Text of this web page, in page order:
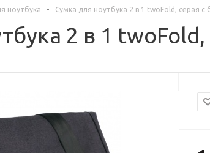
ноутбука - Сумка для ноутбука 2 в 1 twoFold, серая
2 в 1